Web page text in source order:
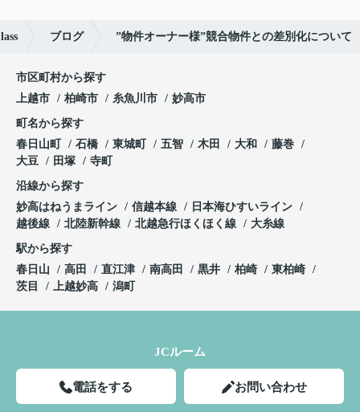
ブログ ”物件オーナー様”競合物件との差別化について
市区町村から探す
上越市
柏崎市 糸魚川市 妙高市
町名から探す
春日山町
石橋 東城町 五智 木田 大和
藤巻
大豆
田塚 寺町
沿線から探す
妙高はねうまライン
信越本線
日本海ひすいライン
越後線
北陸新幹線 北越急行ほくほく線 大糸線
駅から探す
春日山
高田 直江津 南高田 黒井 柏崎
東柏崎
茨目
上越妙高 潟町
JCルーム
電話をする お問い合わせ